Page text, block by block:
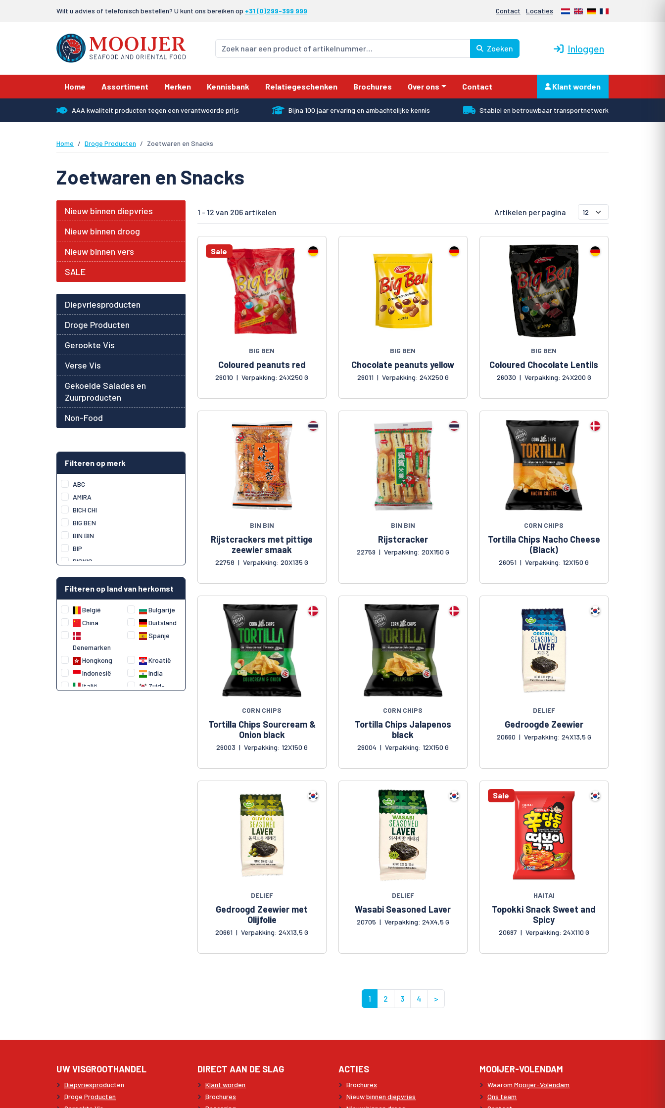
Wilt u advies of telefonisch bestellen? U kunt ons bereiken op +31 (0)299-399 999 Contact Locaties Nederlands
EnglishDeutschFrançais
Zoeken Inloggen
Home Assortiment Merken Kennisbank Relatiegeschenken Brochures Over ons Contact Klant worden
AAA kwaliteit producten tegen een verantwoorde prijs Bijna 100 jaar ervaring en ambachtelijke kennis Stabiel en betrouwbaar transportnetwerk
Home Droge Producten Zoetwaren en Snacks
Zoetwaren en Snacks
Nieuw binnen diepvries
Nieuw binnen droog
Nieuw binnen vers
SALE
Diepvriesproducten
Droge Producten
Gerookte Vis
Verse Vis
Gekoelde Salades en
Zuurproducten
Non-Food
Filteren op merk
ABC
AMIRA
BICH CHI
BIG BEN
BIN BIN
BIP
BISKIO
CHUPA CHUPS
CORN CHIPS
DAVIMEX
DELIEF
FRUITTELLA
HAITAI
HI-PO
HIEP LONG
HUNG CUONG
SNACK FOODS
SPESHOW
Filteren op land van herkomst
België
Bulgarije
China
Duitsland
Denemarken
Spanje
Hongkong
Kroatië
Indonesië
India
Italië
Zuid-
1 - 12 van 206 artikelen Artikelen per pagina
Sale
BIG BEN
Coloured peanuts red
26010 | Verpakking: 24X250 G
BIG BEN
Chocolate peanuts yellow
26011 | Verpakking: 24X250 G
BIG BEN
Coloured Chocolate Lentils
26030 | Verpakking: 24X200 G
BIN BIN
Rijstcrackers met pittige
zeewier smaak
22758 | Verpakking: 20X135 G
BIN BIN
Rijstcracker
22759 | Verpakking: 20X150 G
CORN CHIPS
Tortilla Chips Nacho Cheese
(Black)
26051 | Verpakking: 12X150 G
CORN CHIPS
Tortilla Chips Sourcream &
Onion black
26003 | Verpakking: 12X150 G
CORN CHIPS
Tortilla Chips Jalapenos
black
26004 | Verpakking: 12X150 G
DELIEF
Gedroogde Zeewier
20660 | Verpakking: 24X13,5 G
DELIEF
Gedroogd Zeewier met
Olijfolie
20661 | Verpakking: 24X13,5 G
DELIEF
Wasabi Seasoned Laver
20705 | Verpakking: 24X4,5 G
Sale
HAITAI
Topokki Snack Sweet and
Spicy
20697 | Verpakking: 24X110 G
1 2 3 4 >
UW VISGROOTHANDEL
Diepvriesproducten
Droge Producten
DIRECT AAN DE SLAG
Klant worden
Brochures
ACTIES
Brochures
Nieuw binnen diepvries
MOOIJER-VOLENDAM
Waarom Mooijer-Volendam
Ons team